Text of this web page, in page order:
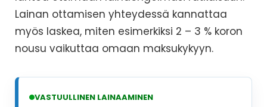
Lainan ottamisen yhteydessä kannattaa
myös laskea, miten esimerkiksi 2 – 3 % koron
nousu vaikuttaa omaan maksukykyyn.
VASTUULLINEN LAINAAMINEN